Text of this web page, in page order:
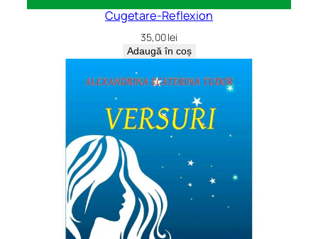
Cugetare-Reflexion
35,00lei
Adaugă în coș